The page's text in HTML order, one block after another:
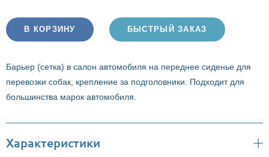
В КОРЗИНУ БЫСТРЫЙ ЗАКАЗ
Барьер (сетка) в салон автомобиля на переднее сиденье для
перевозки собак, крепление за подголовники. Подходит для
большинства марок автомобиля.
Характеристики